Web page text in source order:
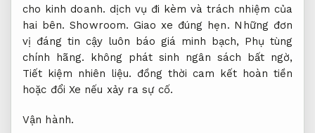
cho kinh doanh. dịch vụ đi kèm và trách nhiệm của
hai bên.Showroom. Giao xe đúng hẹn. Những đơn
vị đáng tin cậy luôn báo giá minh bạch, Phụ tùng
chính hãng. không phát sinh ngân sách bất ngờ,
Tiết kiệm nhiên liệu. đồng thời cam kết hoàn tiền
hoặc đổi Xe nếu xảy ra sự cố.
Vận hành.